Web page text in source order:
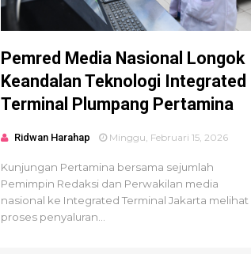
Pemred Media Nasional Longok
Keandalan Teknologi Integrated
Terminal Plumpang Pertamina
Ridwan Harahap Minggu, Februari 15, 2026
Kunjungan Pertamina bersama sejumlah
Pemimpin Redaksi dan Perwakilan media
nasional ke Integrated Terminal Jakarta melihat
proses penyaluran...